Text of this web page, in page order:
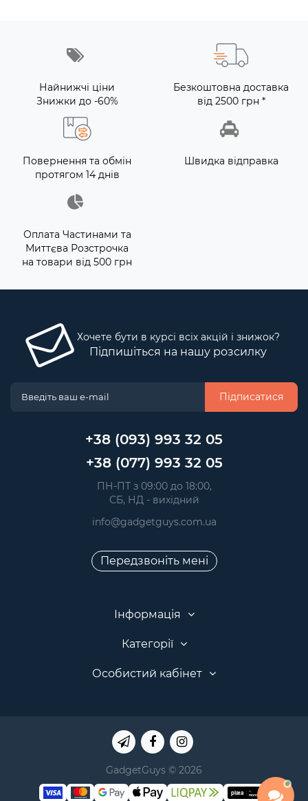
Найнижчі ціни
Знижки до -60%
Безкоштовна доставка
від 2500 грн *
Повернення та обмін
протягом 14 днів
Швидка відправка
Оплата Частинами та
Миттєва Розстрочка
на товари від 500 грн
Хочете бути в курсі всіх акцій і знижок?
Підпишіться на нашу розсилку
Підписатися
+38 (093) 993 32 05
+38 (077) 993 32 05
ПН-ПТ з 09:00 до 18:00,
СБ, НД - вихідний
info@gadgetguys.com.ua
Передзвоніть мені
Інформація
Категорії
Особистий кабінет
GadgetGuys © 2026